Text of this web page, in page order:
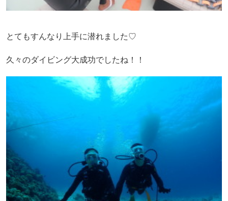
とてもすんなり上手に潜れました♡
久々のダイビング大成功でしたね！！